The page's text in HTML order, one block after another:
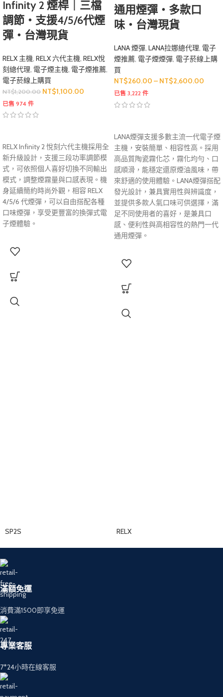
Infinity 2 煙桿｜三檔
調節・支援4/5/6代煙
彈・台灣現貨
RELX 主機 RELX 六代主機 RELX悅
刻總代理 電子煙主機 電子煙推薦
電子菸線上購買
NT$1,200.00 NT$1,100.00
已售 974 件
RELX Infinity 2 悅刻六代主機採用全
新升級設計，支援三段功率調節模
式，可依照個人喜好切換不同輸出
模式，調整煙霧量與口感表現。機
身延續簡約時尚外觀，相容 RELX
4/5/6 代煙彈，可以自由搭配各種
口味煙彈，享受更豐富的換彈式電
子煙體驗。
通用煙彈・多款口
味・台灣現貨
LANA 煙彈, LANA拉娜總代理, 電子
煙推薦, 電子煙煙彈, 電子菸線上購
買
NT$260.00 – NT$2,600.00
已售 3,222 件
LANA煙彈支援多數主流一代電子煙
主機，安裝簡單、相容性高。採用
高品質陶瓷霧化芯，霧化均勻、口
感順滑，能穩定還原煙油風味，帶
來舒適的使用體驗。LANA煙彈搭配
發光設計，兼具實用性與辨識度，
並提供多款人氣口味可供選擇，滿
足不同使用者的喜好，是兼具口
感、便利性與高相容性的熱門一代
通用煙彈。
SP2S RELX
滿額免運
消費滿1500即享免運
專業客服
7*24小時在線客服